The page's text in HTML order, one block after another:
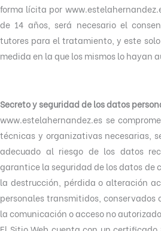
forma lícita por
de 14 años, será necesario el
tutores para el tratamiento, y este
medida en la que los mismos lo hayan
Secreto y seguridad de los datos
www.estelahernandez.es se
técnicas y organizativas necesarias,
adecuado al riesgo de los datos
garantice la seguridad de los datos de
la destrucción, pérdida o alteración
personales transmitidos, conservados
la comunicación o acceso no